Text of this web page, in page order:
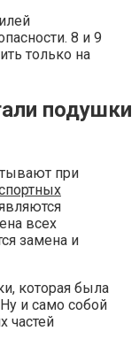
8 и 9
только на
подушки
при
всех
замена и
которая была
и само собой
частей